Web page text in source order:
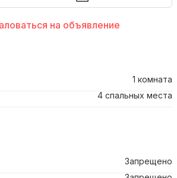
на объявление
1 комната
4 спальных места
Запрещено